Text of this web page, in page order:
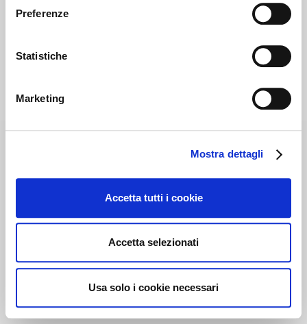
Preferenze
Statistiche
Marketing
Mostra dettagli
Accetta tutti i cookie
Accetta selezionati
Usa solo i cookie necessari